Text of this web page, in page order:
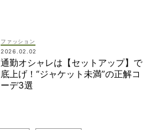
ファッション
2026.02.02
通勤オシャレは【セットアップ】で
底上げ！“ジャケット未満”の正解コ
ーデ3選